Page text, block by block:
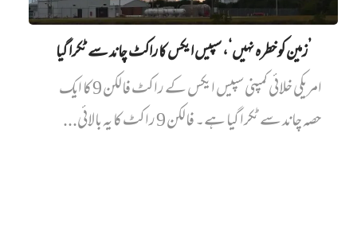
’زمین کو خطرہ نہیں‘، سپیس ایکس کا راکٹ چاند سے ٹکرا گیا
امریکی خلائی کمپنی سپیس ایکس کے راکٹ فالکن 9 کا ایک
حصہ چاند سے ٹکرا گیا ہے۔ فالکن 9 راکٹ کا یہ بالائی...